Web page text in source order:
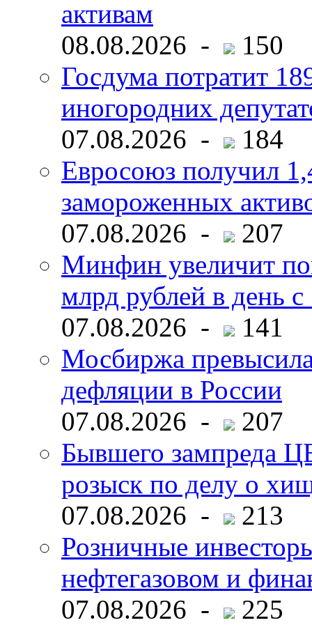
активам
08.08.2026 -
150
Госдума потратит
иногородних
07.08.2026 -
184
Евросоюз получил
замороженных
07.08.2026 -
207
Минфин увеличит
млрд рублей в день с
07.08.2026 -
141
Мосбиржа
дефляции в России
07.08.2026 -
207
Бывшего зампреда
розыск по делу о
07.08.2026 -
213
Розничные
нефтегазовом и
07.08.2026 -
225